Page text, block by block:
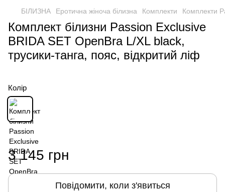
БІЛИЗНА Еротична жіноча білизна Комплекти Комплекти
Комплект білизни Passion Exclusive
BRIDA SET OpenBra L/XL black,
трусики-танга, пояс, відкритий ліф
Колір
3 145 грн
Повідомити, коли з'явиться